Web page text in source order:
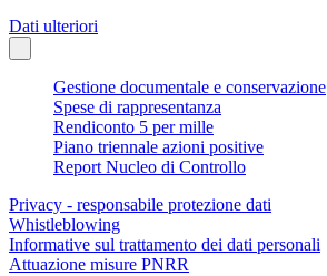
Dati ulteriori
Gestione documentale e conservazione
Spese di rappresentanza
Rendiconto 5 per mille
Piano triennale azioni positive
Report Nucleo di Controllo
Privacy - responsabile protezione dati
Whistleblowing
Informative sul trattamento dei dati personali
Attuazione misure PNRR